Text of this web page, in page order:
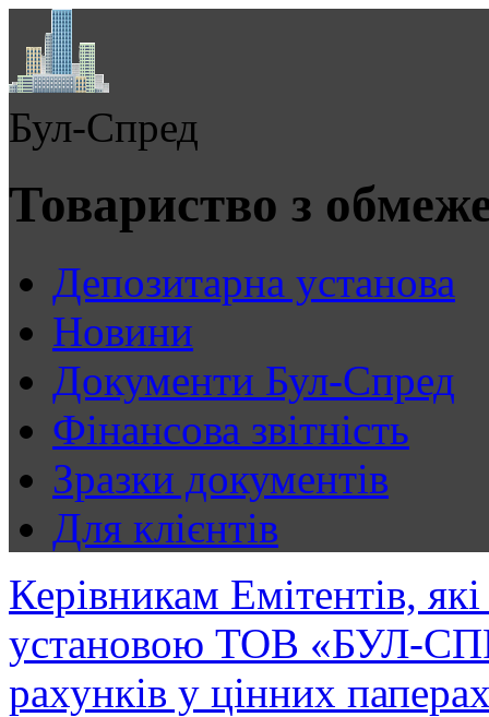
Бул-Спред
Товариство з
Депозитарна установа
Новини
Документи Бул-Спред
Фінансова звітність
Зразки документів
Для клієнтів
Керівникам Емітентів,
установою ТОВ «БУЛ-
рахунків у цінних